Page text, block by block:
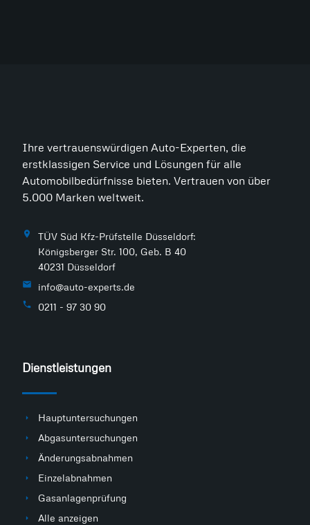
Ihre vertrauenswürdigen Auto-Experten, die
erstklassigen Service und Lösungen für alle
Automobilbedürfnisse bieten. Vertrauen von über
5.000 Marken weltweit.
TÜV Süd Kfz-Prüfstelle Düsseldorf:
Königsberger Str. 100, Geb. B 40
40231 Düsseldorf
info@auto-experts.de
0211 - 97 30 90
Dienstleistungen
Hauptuntersuchungen
Abgasuntersuchungen
Änderungsabnahmen
Einzelabnahmen
Gasanlagenprüfung
Alle anzeigen